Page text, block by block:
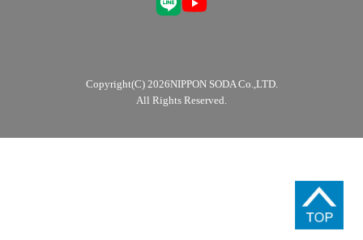
Copyright(C) 2026NIPPON SODA Co.,LTD.
All Rights Reserved.